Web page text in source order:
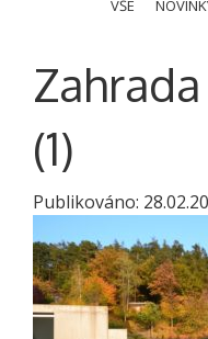
VŠE
(1)
Publikováno: